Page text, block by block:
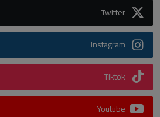
Twitter
Instagram
Tiktok
Youtube